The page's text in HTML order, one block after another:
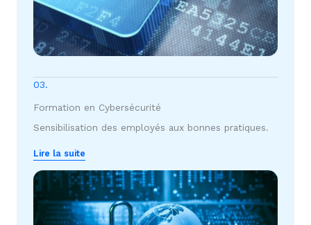
03.
Formation en Cybersécurité
Sensibilisation des employés aux bonnes pratiques.
Lire la suite